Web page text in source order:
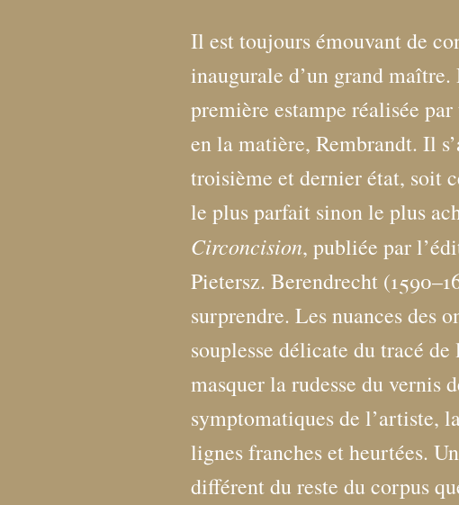
Il est toujours émouvant de
inaugurale d’un grand
première estampe réalisée
en la matière, Rembrandt. Il
troisième et dernier état, soit
le plus parfait sinon le plus
Circoncision, publiée par
Pietersz. Berendrecht
surprendre. Les nuances des
souplesse délicate du tracé
masquer la rudesse du vernis
symptomatiques de l’artiste,
lignes franches et heurtées.
différent du reste du corpus